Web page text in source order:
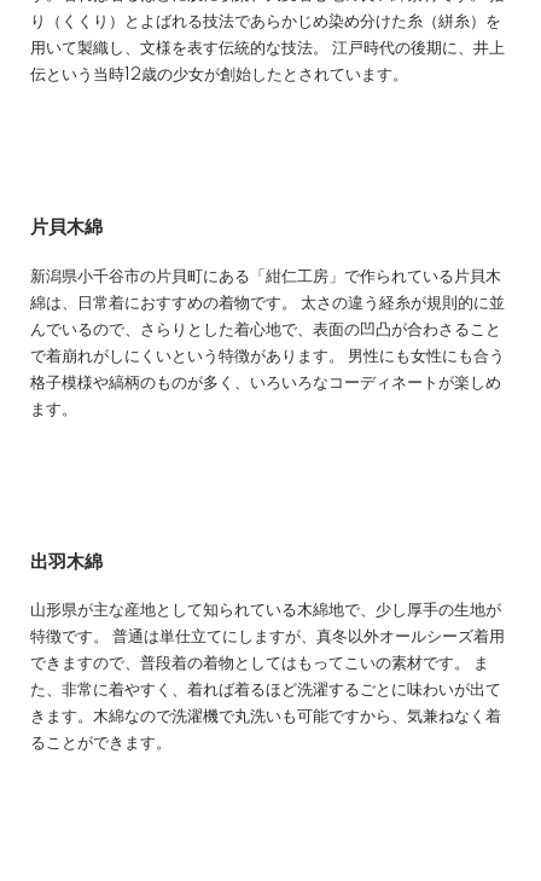
り（くくり）とよばれる技法であらかじめ染め分けた糸（絣糸）を
用いて製織し、文様を表す伝統的な技法。 江戸時代の後期に、井上
伝という当時12歳の少女が創始したとされています。
片貝木綿
新潟県小千谷市の片貝町にある「紺仁工房」で作られている片貝木
綿は、日常着におすすめの着物です。 太さの違う経糸が規則的に並
んでいるので、さらりとした着心地で、表面の凹凸が合わさること
で着崩れがしにくいという特徴があります。 男性にも女性にも合う
格子模様や縞柄のものが多く、いろいろなコーディネートが楽しめ
ます。
出羽木綿
山形県が主な産地として知られている木綿地で、少し厚手の生地が
特徴です。 普通は単仕立てにしますが、真冬以外オールシーズ着用
できますので、普段着の着物としてはもってこいの素材です。 ま
た、非常に着やすく、着れば着るほど洗濯するごとに味わいが出て
きます。木綿なので洗濯機で丸洗いも可能ですから、気兼ねなく着
ることができます。